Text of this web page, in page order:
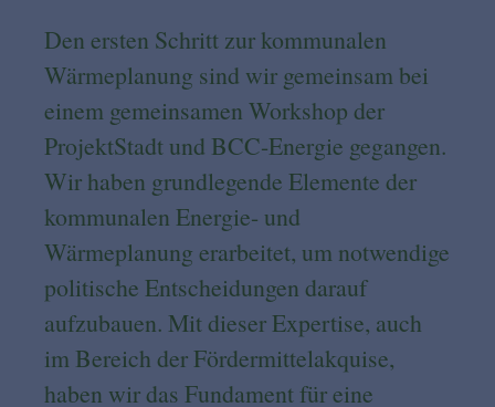
Den ersten Schritt zur kommunalen
Wärmeplanung sind wir gemeinsam bei
einem gemeinsamen Workshop der
ProjektStadt und BCC-Energie gegangen.
Wir haben grundlegende Elemente der
kommunalen Energie- und
Wärmeplanung erarbeitet, um notwendige
politische Entscheidungen darauf
aufzubauen. Mit dieser Expertise, auch
im Bereich der Fördermittelakquise,
haben wir das Fundament für eine